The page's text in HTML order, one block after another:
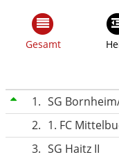
Gesamt
1. SG
2. 1. FC
3. SG Haitz II